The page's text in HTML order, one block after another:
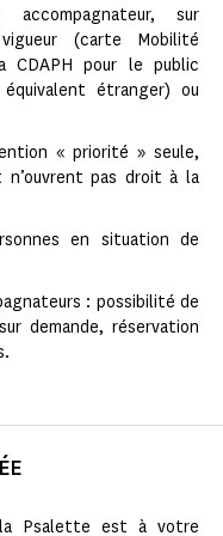
sur
(carte Mobilité
CDAPH pour le public
étranger) ou
« priorité » seule,
pas droit à la
en situation de
: possibilité de
demande, réservation
Psalette est à votre